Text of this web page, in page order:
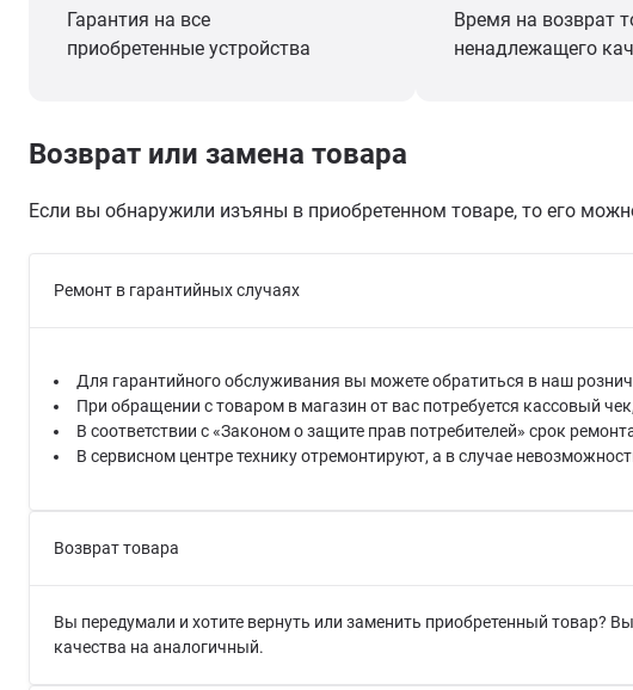
Гарантия на все
приобретенные устройства
Время на возврат
ненадлежащего
Возврат или замена товара
Если вы обнаружили изъяны в приобретенном товаре, то его
Ремонт в гарантийных случаях
Для гарантийного обслуживания вы можете обратиться в наш
При обращении с товаром в магазин от вас потребуется кассовый
В соответствии с «Законом о защите прав потребителей» срок
В сервисном центре технику отремонтируют, а в случае
Возврат товара
Вы передумали и хотите вернуть или заменить приобретенный товар?
качества на аналогичный.